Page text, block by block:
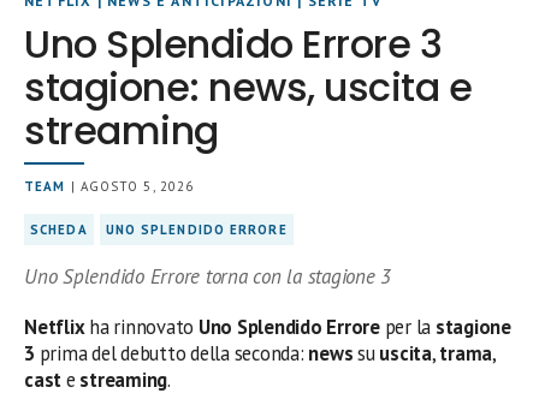
Uno Splendido Errore 3
stagione: news, uscita e
streaming
TEAM | AGOSTO 5, 2026
SCHEDA UNO SPLENDIDO ERRORE
Uno Splendido Errore torna con la stagione 3
Netflixha rinnovato Uno Splendido Erroreper la stagione
3 prima del debutto della seconda: newssuuscita,trama,
caste streaming.